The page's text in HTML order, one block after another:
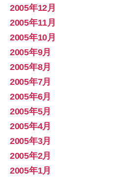
2005年12月
2005年11月
2005年10月
2005年9月
2005年8月
2005年7月
2005年6月
2005年5月
2005年4月
2005年3月
2005年2月
2005年1月